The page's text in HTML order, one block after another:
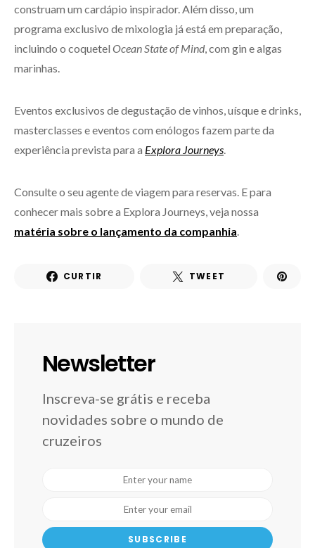
construam um cardápio inspirador. Além disso, um
programa exclusivo de mixologia já está em preparação,
incluindo o coquetel Ocean State of Mind, com gin e algas
marinhas.
Eventos exclusivos de degustação de vinhos, uísque e drinks,
masterclasses e eventos com enólogos fazem parte da
experiência prevista para a Explora Journeys.
Consulte o seu agente de viagem para reservas. E para
conhecer mais sobre a Explora Journeys, veja nossa
matéria sobre o lançamento da companhia.
CURTIR TWEET
Newsletter
Inscreva-se grátis e receba
novidades sobre o mundo de
cruzeiros
SUBSCRIBE